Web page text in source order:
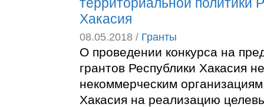
Хакасия
08.05.2018 / Гранты
О проведении конкурса на
грантов Республики Хакасия
некоммерческим
Хакасия на реализацию